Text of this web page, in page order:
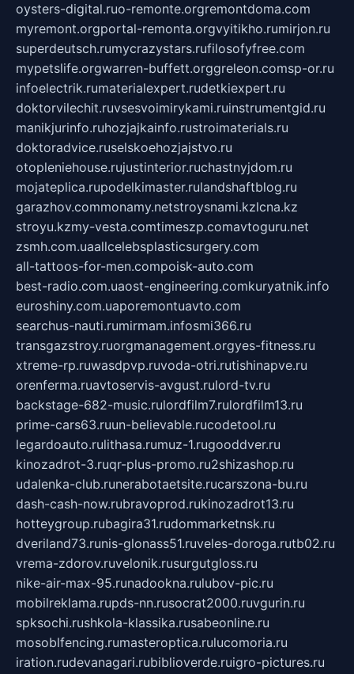
oysters-digital.ruo-remonte.orgremontdoma.com
myremont.orgportal-remonta.orgvyitikho.rumirjon.ru
superdeutsch.rumycrazystars.rufilosofyfree.com
mypetslife.orgwarren-buffett.orggreleon.comsp-or.ru
infoelectrik.rumaterialexpert.rudetkiexpert.ru
doktorvilechit.ruvsesvoimirykami.ruinstrumentgid.ru
manikjurinfo.ruhozjajkainfo.rustroimaterials.ru
doktoradvice.ruselskoehozjajstvo.ru
otopleniehouse.rujustinterior.ruchastnyjdom.ru
mojateplica.rupodelkimaster.rulandshaftblog.ru
garazhov.commonamy.netstroysnami.kzlcna.kz
stroyu.kzmy-vesta.comtimeszp.comavtoguru.net
zsmh.com.uaallcelebsplasticsurgery.com
all-tattoos-for-men.compoisk-auto.com
best-radio.com.uaost-engineering.comkuryatnik.info
euroshiny.com.uaporemontuavto.com
searchus-nauti.rumirmam.infosmi366.ru
transgazstroy.ruorgmanagement.orgyes-fitness.ru
xtreme-rp.ruwasdpvp.ruvoda-otri.rutishinapve.ru
orenferma.ruavtoservis-avgust.rulord-tv.ru
backstage-682-music.rulordfilm7.rulordfilm13.ru
prime-cars63.ruun-believable.rucodetool.ru
legardoauto.rulithasa.rumuz-1.rugooddver.ru
kinozadrot-3.ruqr-plus-promo.ru2shizashop.ru
udalenka-club.runerabotaetsite.rucarszona-bu.ru
dash-cash-now.rubravoprod.rukinozadrot13.ru
hotteygroup.rubagira31.rudommarketnsk.ru
dveriland73.runis-glonass51.ruveles-doroga.rutb02.ru
vrema-zdorov.ruvelonik.rusurgutgloss.ru
nike-air-max-95.runadookna.rulubov-pic.ru
mobilreklama.rupds-nn.rusocrat2000.ruvgurin.ru
spksochi.rushkola-klassika.rusabeonline.ru
mosoblfencing.rumasteroptica.rulucomoria.ru
iration.rudevanagari.rubiblioverde.ruigro-pictures.ru